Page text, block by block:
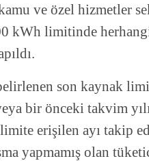
ve özel hizmetler
kWh limitinde
son kaynak
bir önceki takvim
erişilen ayı takip
yapmamış olan